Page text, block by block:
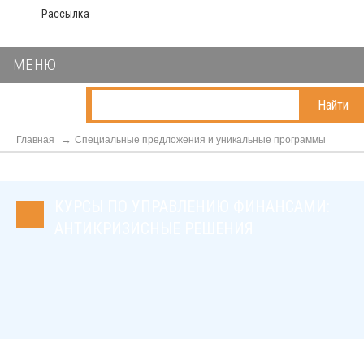
Рассылка
МЕНЮ
Найти
Главная Специальные предложения и уникальные программы